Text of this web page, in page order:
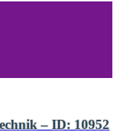
– ID: 10952